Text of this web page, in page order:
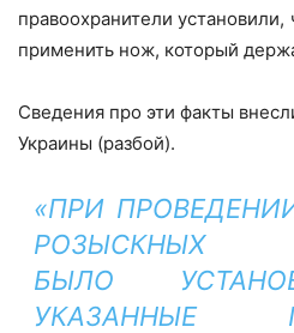
правоохранители
применить нож, который
Сведения про эти факты
Украины (разбой).
«ПРИ
РОЗЫСКНЫХ
БЫЛО
УКАЗАННЫЕ